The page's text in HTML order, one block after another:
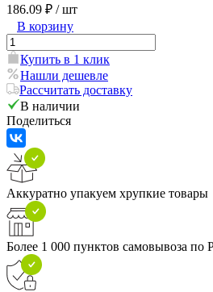
186.09 ₽ / шт
В корзину
Купить в 1 клик
Нашли дешевле
Рассчитать доставку
В наличии
Поделиться
Аккуратно упакуем хрупкие товары
Более 1 000 пунктов самовывоза по